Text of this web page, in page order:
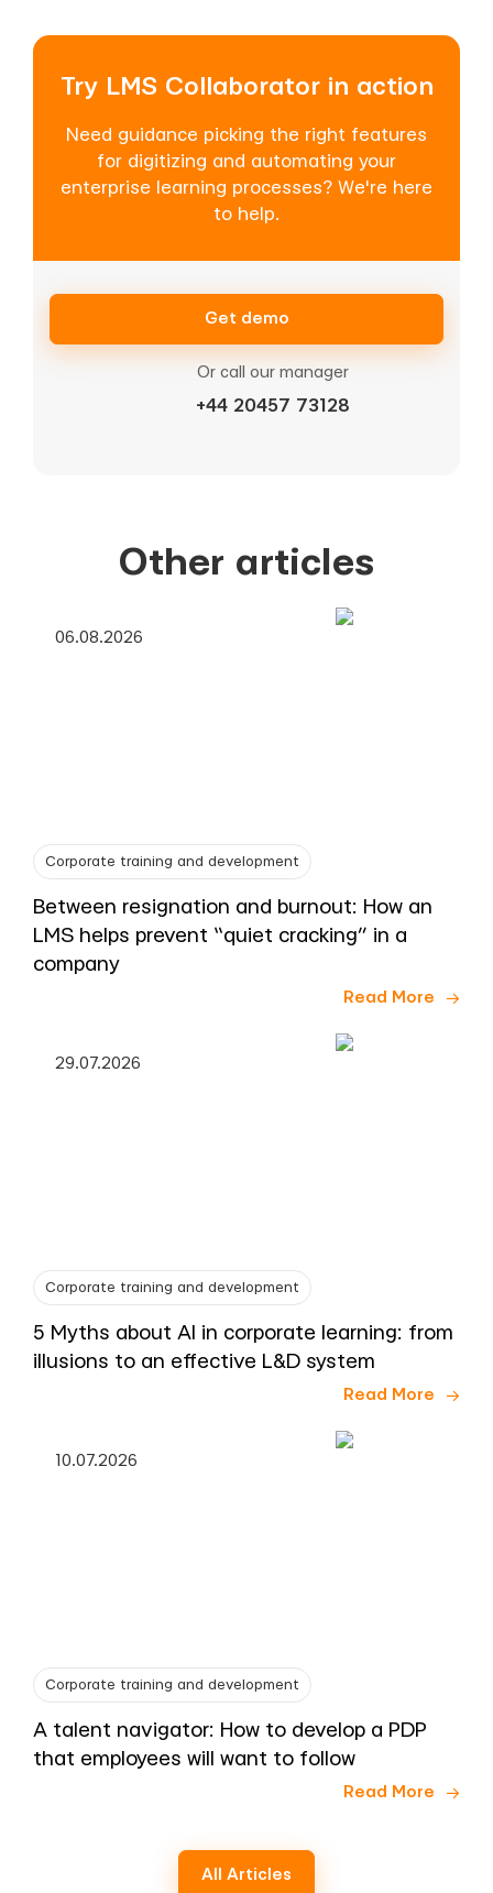
Try LMS Collaborator in action
Need guidance picking the right features
for digitizing and automating your
enterprise learning processes? We're here
to help.
Get demo
Or call our manager
+44 20457 73128
Other articles
06.08.2026
Corporate training and development
Between resignation and burnout: How an
LMS helps prevent “quiet cracking” in a
company
Read More
29.07.2026
Corporate training and development
5 Myths about AI in corporate learning: from
illusions to an effective L&D system
Read More
10.07.2026
Corporate training and development
A talent navigator: How to develop a PDP
that employees will want to follow
Read More
All Articles